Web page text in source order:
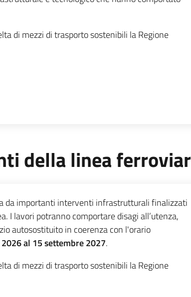
di mezzi di trasporto sostenibili la Regione
della linea
da importanti interventi infrastrutturali finalizzati
I lavori potranno comportare disagi all’utenza,
autosostituito in coerenza con l'orario
al 15 settembre 2027.
di mezzi di trasporto sostenibili la Regione